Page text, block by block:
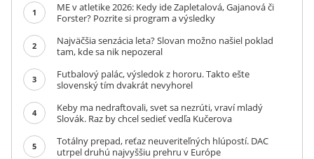
1
ME v atletike 2026: Kedy ide Zapletalová, Gajanová či
Forster? Pozrite si program a výsledky
2
Najväčšia senzácia leta? Slovan možno našiel poklad
tam, kde sa nik nepozeral
3
Futbalový palác, výsledok z hororu. Takto ešte
slovenský tím dvakrát nevyhorel
4
Keby ma nedraftovali, svet sa nezrúti, vraví mladý
Slovák. Raz by chcel sedieť vedľa Kučerova
5
Totálny prepad, reťaz neuveriteľných hlúpostí. DAC
utrpel druhú najvyššiu prehru v Európe